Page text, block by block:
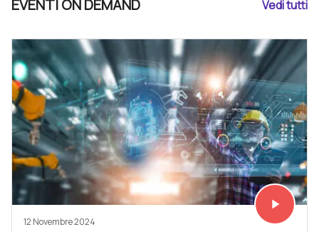
EVENTI ON DEMAND Vedi tutti
Vedi subito
play_arrow
12 Novembre 2024